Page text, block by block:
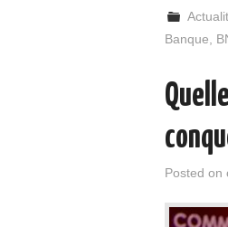
Banque
Posted on